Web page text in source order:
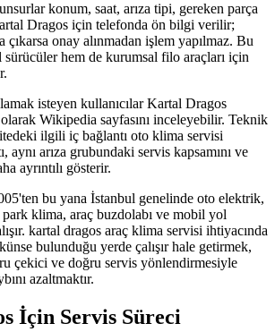
konum, saat, arıza tipi, gereken parça
Dragos için telefonda ön bilgi verilir;
çıkarsa onay alınmadan işlem yapılmaz. Bu
sürücüler hem de kurumsal filo araçları için
isteyen kullanıcılar Kartal Dragos
Wikipedia sayfasını inceleyebilir. Teknik
ilgili iç bağlantı oto klima servisi
aynı arıza grubundaki servis kapsamını ve
ayrıntılı gösterir.
bu yana İstanbul genelinde oto elektrik,
klima, araç buzdolabı ve mobil yol
kartal dragos araç klima servisi ihtiyacında
bulunduğu yerde çalışır hale getirmek,
çekici ve doğru servis yönlendirmesiyle
azaltmaktır.
İçin Servis Süreci